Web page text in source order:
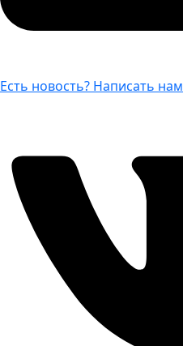
Есть новость? Написать нам